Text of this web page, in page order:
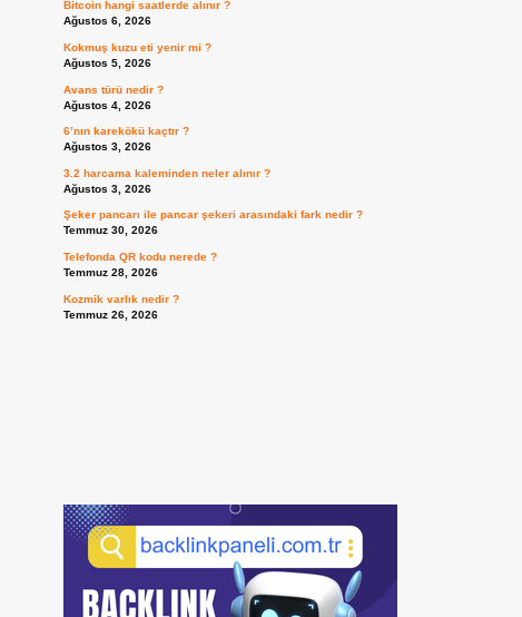
Bitcoin hangi saatlerde alınır ?
Ağustos 6, 2026
Kokmuş kuzu eti yenir mi ?
Ağustos 5, 2026
Avans türü nedir ?
Ağustos 4, 2026
6’nın karekökü kaçtır ?
Ağustos 3, 2026
3.2 harcama kaleminden neler alınır ?
Ağustos 3, 2026
Şeker pancarı ile pancar şekeri arasındaki fark nedir ?
Temmuz 30, 2026
Telefonda QR kodu nerede ?
Temmuz 28, 2026
Kozmik varlık nedir ?
Temmuz 26, 2026